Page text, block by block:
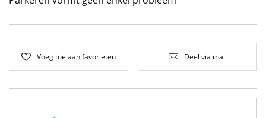
Voeg toe aan favorieten Deel via mail